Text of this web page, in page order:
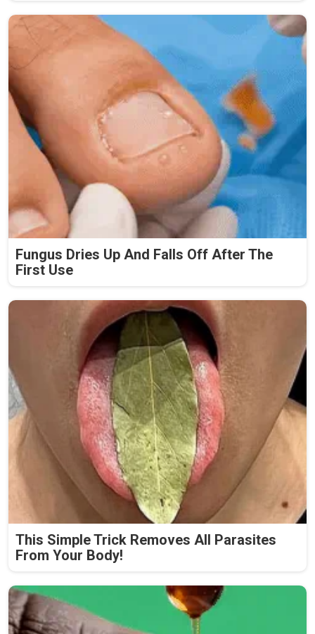
Fungus Dries Up And Falls Off After The
First Use
This Simple Trick Removes All Parasites
From Your Body!